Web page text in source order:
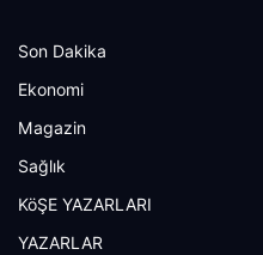
Son Dakika
Ekonomi
Magazin
Sağlık
KöŞE YAZARLARI
YAZARLAR